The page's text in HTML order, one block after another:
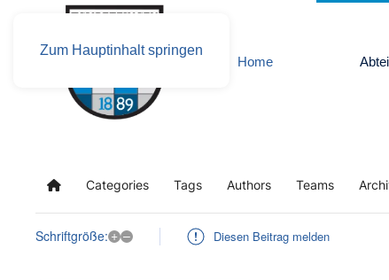
Zum Hauptinhalt springen
Home
Home Categories Tags Authors Teams
Schriftgröße: + – Diesen Beitrag melden